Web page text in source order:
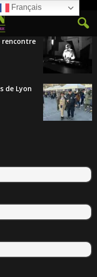
et de la Culture
rencontre
de Lyon
Français